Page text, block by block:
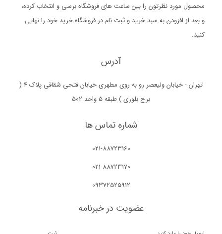
محصول مورد نظرتون را بین ساعت های فروشگاه برسی و انتخاب کرده،
و بعد از افزودن به سبد خرید و ثبت نام در فروشگاه خرید خود را نهایی
کنید.
آدرس
تهران - خیابان ولیعصر رو به روی مطهری خیابان فتحی شقاقی پلاک 4 (
برج بلوری ) طبقه 5 واحد 502
شماره تماس ها
021-88723160
021-88723170
09372525912
عضویت در خبرنامه